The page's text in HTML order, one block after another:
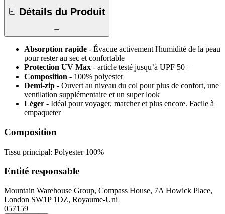
Détails du Produit
Absorption rapide - Évacue activement l'humidité de la peau
pour rester au sec et confortable
Protection UV Max - article testé jusqu’à UPF 50+
Composition - 100% polyester
Demi-zip - Ouvert au niveau du col pour plus de confort, une
ventilation supplémentaire et un super look
Léger - Idéal pour voyager, marcher et plus encore. Facile à
empaqueter
Composition
Tissu principal: Polyester 100%
Entité responsable
Mountain Warehouse Group, Compass House, 7A Howick Place,
London SW1P 1DZ, Royaume-Uni
057159